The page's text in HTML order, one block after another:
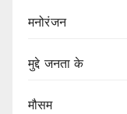
मनोरंजन
मुद्दे जनता के
मौसम